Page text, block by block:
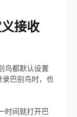
接收
鸟都默认设置
录巴别鸟时，也
时间就打开巴